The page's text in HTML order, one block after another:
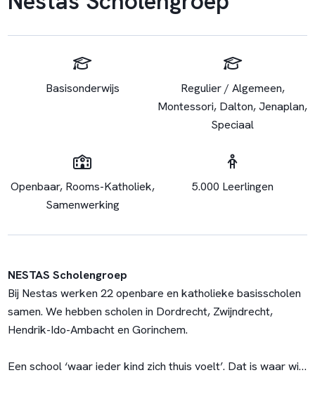
Basisonderwijs
Regulier / Algemeen,
Montessori, Dalton, Jenaplan,
Speciaal
Openbaar, Rooms-Katholiek,
Samenwerking
5.000 Leerlingen
NESTAS Scholengroep
Bij Nestas werken 22 openbare en katholieke basisscholen
samen. We hebben scholen in Dordrecht, Zwijndrecht,
Hendrik-Ido-Ambacht en Gorinchem.
Een school ‘waar ieder kind zich thuis voelt’. Dat is waar wij